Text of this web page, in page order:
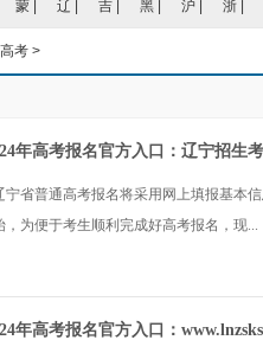
蒙| 辽 吉| 黑| 沪| 浙|
考 >
年高考报名官方入口：辽宁招生
宁省普通高考报名将采用网上填报基本
，为便于考生顺利完成好高考报名，现...
年高考报名官方入口：